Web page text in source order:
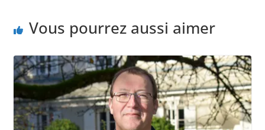
Vous pourrez aussi aimer